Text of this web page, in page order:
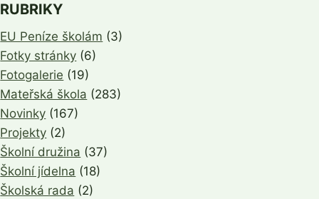
RUBRIKY
EU Peníze školám (3)
Fotky stránky (6)
Fotogalerie (19)
Mateřská škola (283)
Novinky (167)
Projekty (2)
Školní družina (37)
Školní jídelna (18)
Školská rada (2)